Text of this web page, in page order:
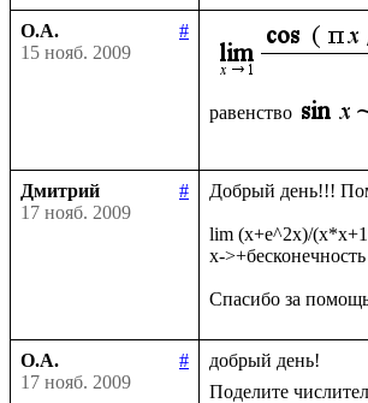
О.А.
#
15 нояб. 2009
равенство
Дмитрий
#
17 нояб. 2009
Добрый день!!!
lim (x+e^2x)/
x->+бесконечность
О.А.
#
17 нояб. 2009
добрый день!
Поделите